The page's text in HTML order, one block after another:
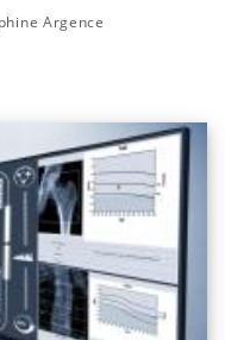
Argence